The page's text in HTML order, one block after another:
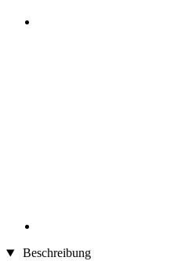
Beschreibung